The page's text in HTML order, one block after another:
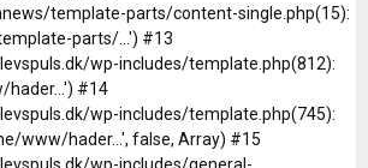
template-parts/content-single.php(15):
parts/...') #13
wp-includes/template.php(812):
#14
wp-includes/template.php(745):
www/hader...', false, Array) #15